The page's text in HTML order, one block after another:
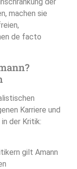
machen sie
de facto
Karriere und
der Kritik:
gilt Amann